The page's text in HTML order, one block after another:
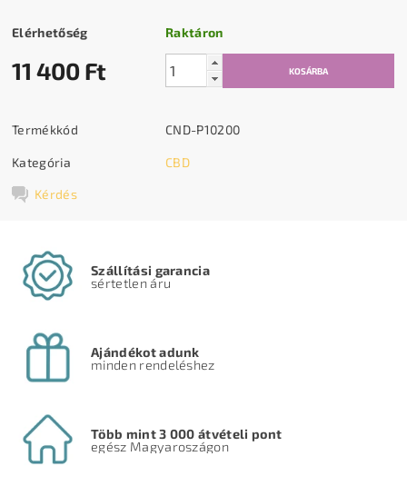
Elérhetőség Raktáron
11 400 Ft
Termékkód CND-P10200
Kategória CBD
Kérdés
Szállítási garancia
sértetlen áru
Ajándékot adunk
minden rendeléshez
Több mint 3 000 átvételi pont
egész Magyaroszágon